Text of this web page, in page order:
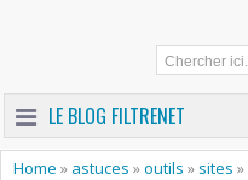
LE BLOG FILTRENET
Home » astuces »outils » sites »